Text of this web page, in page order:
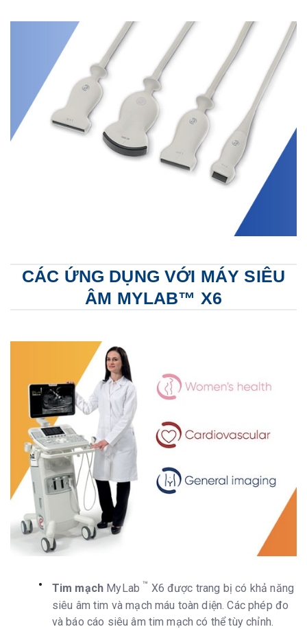
CÁC ỨNG DỤNG VỚI MÁY SIÊU
ÂM MYLAB™ X6
Tim mạch MyLab ™ X6 được trang bị có khả năng
siêu âm tim và mạch máu toàn diện. Các phép đo
và báo cáo siêu âm tim mạch có thể tùy chỉnh.